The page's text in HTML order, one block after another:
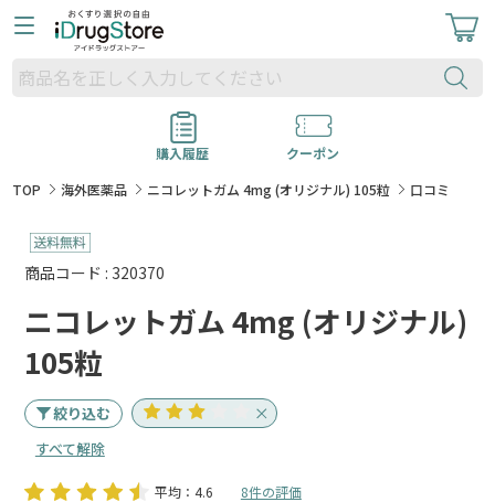
購入履歴
クーポン
TOP
海外医薬品 ニコレットガム 4mg (オリジナル) 105粒 口コミ
商品コード : 320370
ニコレットガム 4mg (オリジナル)
105粒
絞り込む
すべて解除
平均：4.6 8件の評価